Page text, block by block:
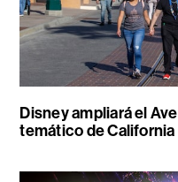
Disney ampliará el
temático de California